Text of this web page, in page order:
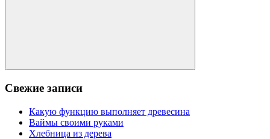
Поиск
Свежие записи
Какую функцию выполняет древесина
Ваймы своими руками
Хлебница из дерева